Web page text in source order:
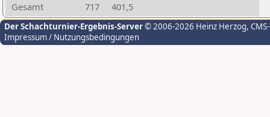
Gesamt
717 401,5
Der Schachturnier-Ergebnis-Server© 2006-2026 Heinz Herzog,
Impressum / Nutzungsbedingungen